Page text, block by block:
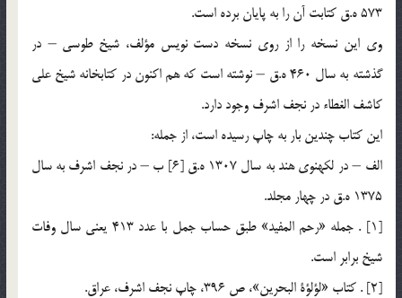
573 ه.ق كتابت آن را به پايان برده است.
وي اين نسخه را از روي نسخه دست نويس مؤلف، شيخ طوسي – در
گذشته به سال 460 ه.ق – نوشته است كه هم اكنون در كتابخانه شيخ علي
كاشف الغطاء در نجف اشرف وجود دارد.
اين كتاب چندين بار به چاپ رسيده است، از جمله:
الف – در لكهنوي هند به سال 1307 ه.ق [6] ب – در نجف اشرف به سال
1375 ه.ق در چهار مجلد.
[1] . جمله «رحم المفيد» طبق حساب جمل با عدد 413 يعني سال وفات
شيخ برابر است.
[2] . كتاب «لؤلؤة البحرين‏»، ص 396، چاپ نجف اشرف، عراق.